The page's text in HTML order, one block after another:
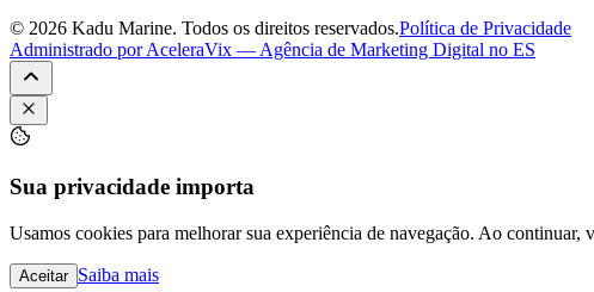
© 2026 Kadu Marine. Todos os direitos reservados.Política de Privacidade
Administrado porAceleraVix — Agência de Marketing Digital no ES
Sua privacidade importa
Usamos cookies para melhorar sua experiência de navegação. Ao continuar,
Aceitar Saiba mais